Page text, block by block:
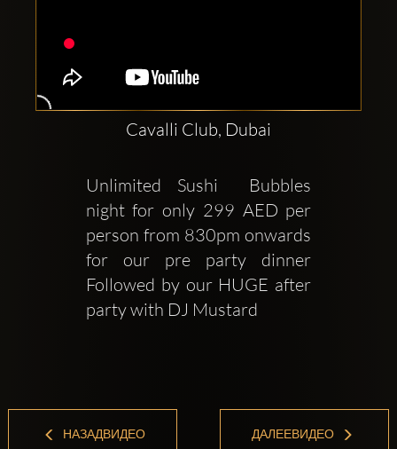
соцсетях:
Cavalli Club, Dubai
Unlimited Sushi  Bubbles
night for only 299 AED per
person from 830pm onwards
for our pre party dinner
Followed by our HUGE after
party with DJ Mustard
НАЗАДВИДЕО ДАЛЕЕВИДЕО